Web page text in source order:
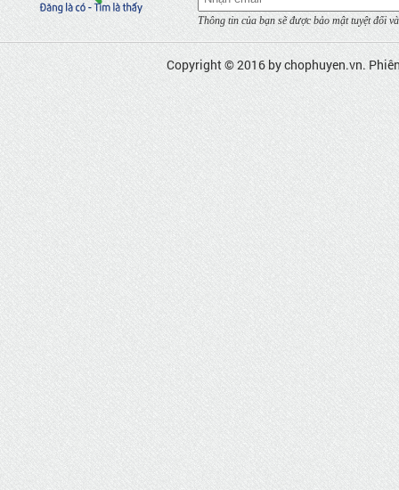
Thông tin của bạn sẽ được bảo mật tuyệt đối
Copyright © 2016 bychophuyen.vn.